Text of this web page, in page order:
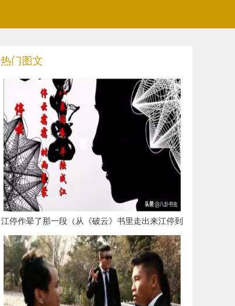
热门图文
​江停作晕了那一段（从《破云》书里走出来江停到
底长什么样）